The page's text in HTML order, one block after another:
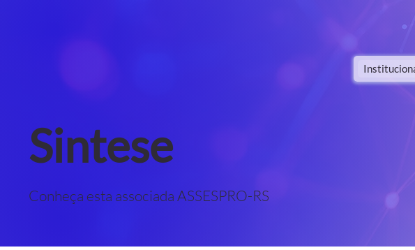
Sintese
Conheça esta associada ASSESPRO-RS